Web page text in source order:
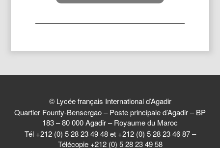
© Lycée français International d’Agadir
Quartier Founty-Bensergao – Poste principale d’Agadir – BP
183 – 80 000 Agadir – Royaume du Maroc
Tél +212 (0) 5 28 23 49 48 et +212 (0) 5 28 23 46 87 –
Télécopie +212 (0) 5 28 23 49 58